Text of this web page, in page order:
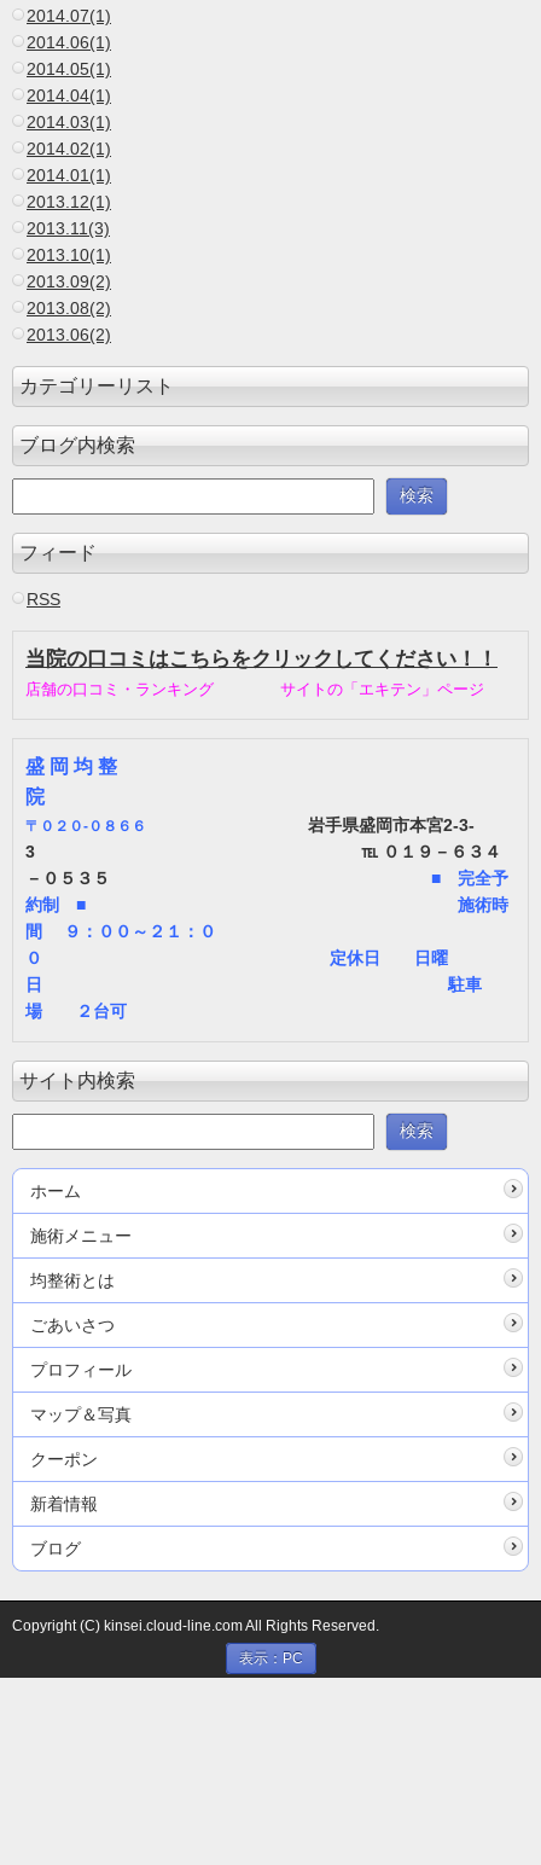
2014.07(1)
2014.06(1)
2014.05(1)
2014.04(1)
2014.03(1)
2014.02(1)
2014.01(1)
2013.12(1)
2013.11(3)
2013.10(1)
2013.09(2)
2013.08(2)
2013.06(2)
カテゴリーリスト
ブログ内検索
フィード
RSS
当院の口コミはこちらをクリックしてください！！
店舗の口コミ・ランキング サイトの「エキテン」ページ
盛 岡 均 整
院
〒 ０２０-０８６６
岩手県盛岡市本宮2-3-
3 ℡ ０１９－６３４
－０５３５
■ 完全予
約制 ■ 施術時
間 ９：００～２１：０
０ 定休日 日曜
日 駐車
場 ２台可
サイト内検索
ホーム
施術メニュー
均整術とは
ごあいさつ
プロフィール
マップ＆写真
クーポン
新着情報
ブログ
Copyright (C) kinsei.cloud-line.com All Rights Reserved.
表示：PC